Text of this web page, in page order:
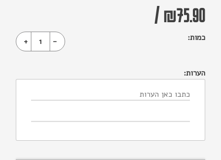
₪75.90
/
כמות: -
1
+
הערות: